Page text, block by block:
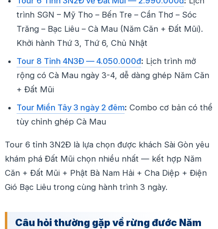
trình SGN – Mỹ Tho – Bến Tre – Cần Thơ – Sóc
Trăng – Bạc Liêu – Cà Mau (Năm Căn + Đất Mũi).
Khởi hành Thứ 3, Thứ 6, Chủ Nhật
Tour 8 Tỉnh 4N3Đ — 4.050.000đ: Lịch trình mở
rộng có Cà Mau ngày 3-4, dễ dàng ghép Năm Căn
+ Đất Mũi
Tour Miền Tây 3 ngày 2 đêm: Combo cơ bản có thể
tùy chỉnh ghép Cà Mau
Tour 6 tỉnh 3N2Đ là lựa chọn được khách Sài Gòn yêu
khám phá Đất Mũi chọn nhiều nhất — kết hợp Năm
Căn + Đất Mũi + Phật Bà Nam Hải + Cha Diệp + Điện
Gió Bạc Liêu trong cùng hành trình 3 ngày.
Câu hỏi thường gặp về rừng đước Năm